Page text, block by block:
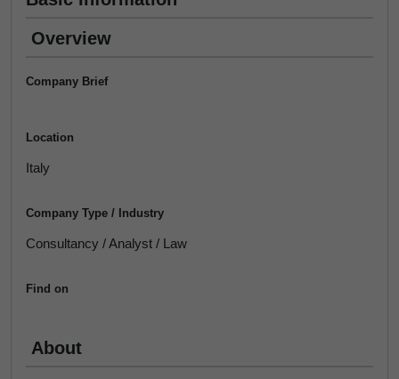
Overview
Company Brief
Location
Italy
Company Type / Industry
Consultancy / Analyst / Law
Find on
About